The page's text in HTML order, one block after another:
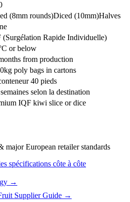
(8mm rounds)Diced (10mm)Halves
(Surgélation Rapide Individuelle)
or below
from production
poly bags in cartons
40 pieds
selon la destination
IQF kiwi slice or dice
European retailer standards
spécifications côte à côte
→
Supplier Guide →